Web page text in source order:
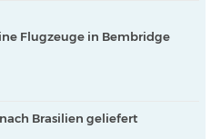
Flugzeuge in Bembridge
Brasilien geliefert